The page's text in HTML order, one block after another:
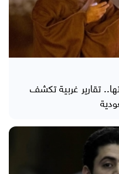
تقارير غربية تكشف